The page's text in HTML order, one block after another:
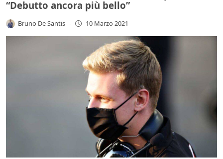
“Debutto ancora più bello”
Bruno De Santis - 10 Marzo 2021